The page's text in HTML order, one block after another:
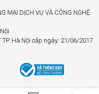
MẠI DỊCH VỤ VÀ CÔNG NGHỆ
TP. Hà Nội cấp ngày: 21/06/2017